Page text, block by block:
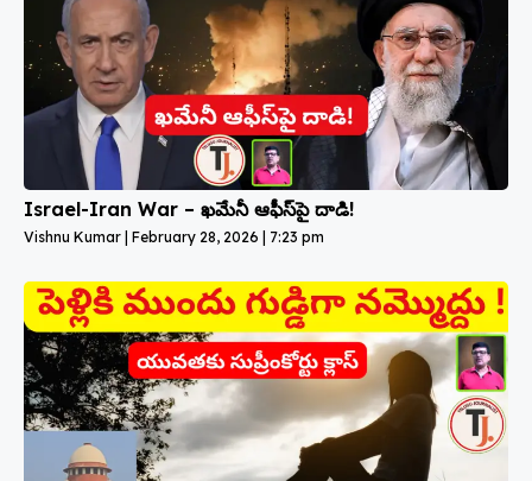
Israel-Iran War – ఖమేనీ ఆఫీస్‌పై దాడి!
Vishnu Kumar February 28, 2026 7:23 pm